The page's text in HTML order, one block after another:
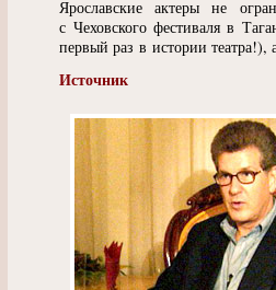
Ярославские актеры не
с Чеховского фестиваля в
первый раз в истории
Источник